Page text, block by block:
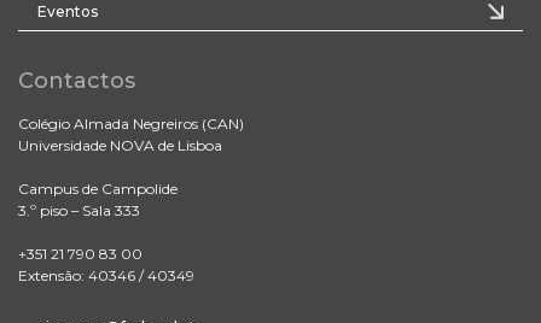
Eventos
Contactos
Colégio Almada Negreiros (CAN)
Universidade NOVA de Lisboa
Campus de Campolide
3.º piso – Sala 333
+351 21 790 83 00
Extensão: 40346 / 40349